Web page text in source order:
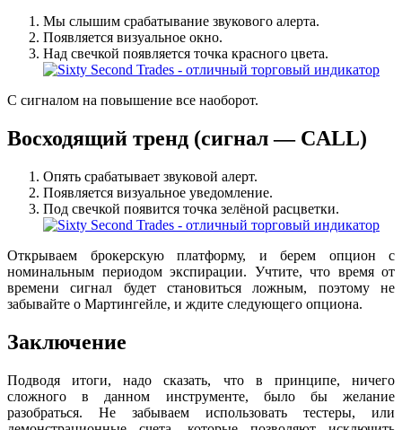
Мы слышим срабатывание звукового алерта.
Появляется визуальное окно.
Над свечкой появляется точка красного цвета.
С сигналом на повышение все наоборот.
Восходящий тренд (сигнал — CALL)
Опять срабатывает звуковой алерт.
Появляется визуальное уведомление.
Под свечкой появится точка зелёной расцветки.
Открываем брокерскую платформу, и берем опцион с
номинальным периодом экспирации. Учтите, что время от
времени сигнал будет становиться ложным, поэтому не
забывайте о Мартингейле, и ждите следующего опциона.
Заключение
Подводя итоги, надо сказать, что в принципе, ничего
сложного в данном инструменте, было бы желание
разобраться. Не забываем использовать тестеры, или